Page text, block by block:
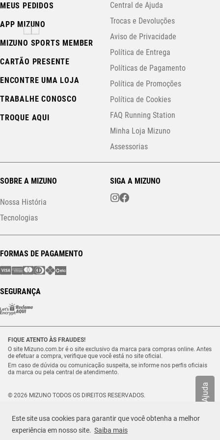
Este site usa cookies para garantir que você obtenha a melhor
experiência em nosso site. Saiba mais
Ajuda
TAMANHO
Selecione o seu tamanho
MEUS PEDIDOS
APP MIZUNO
MIZUNO SPORTS MEMBER
CARTÃO PRESENTE
ENCONTRE UMA LOJA
TRABALHE CONOSCO
TROQUE AQUI
Central de Ajuda
Trocas e Devoluções
Aviso de Privacidade
Política de Entrega
Políticas de Pagamento
Política de Promoções
Política de Cookies
FAQ Running Station
Minha Loja Mizuno
Assessorias
SOBRE A MIZUNO
Nossa História
Tecnologias
SIGA A MIZUNO
FORMAS DE PAGAMENTO
SEGURANÇA
FIQUE ATENTO ÀS FRAUDES!
O site Mizuno.com.br é o site exclusivo da marca para compras online. Antes
de efetuar a compra, verifique que você está no site oficial.
Em caso de dúvida ou comunicação suspeita, se informe nos perfis oficiais
da marca ou pela central de atendimento.
© 2026 MIZUNO TODOS OS DIREITOS RESERVADOS.
Estrada Municipal Luiz Lopes Neto, n.º 21 – Tenentes – CEP. 37.640-000 –
Extrema/MG